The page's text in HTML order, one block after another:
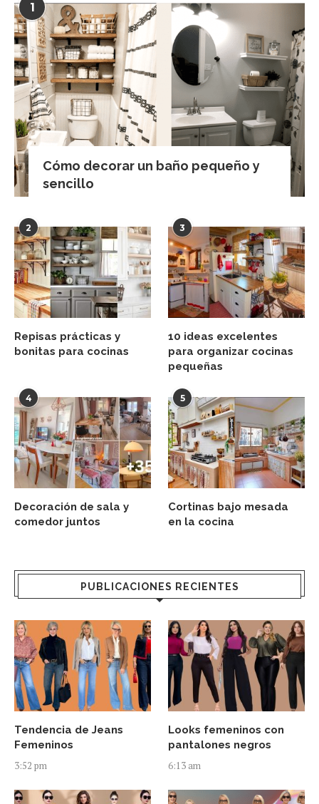
1
Cómo decorar un baño pequeño y
sencillo
2
Repisas prácticas y
bonitas para cocinas
3
10 ideas excelentes
para organizar cocinas
pequeñas
4
Decoración de sala y
comedor juntos
5
Cortinas bajo mesada
en la cocina
PUBLICACIONES RECIENTES
Tendencia de Jeans
Femeninos
3:52 pm
Looks femeninos con
pantalones negros
6:13 am